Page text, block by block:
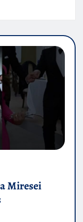
Miresei